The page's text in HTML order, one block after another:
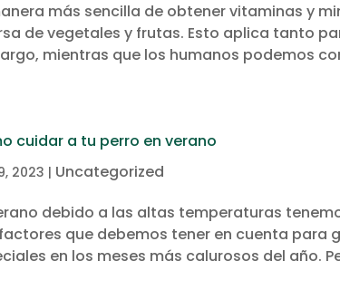
más sencilla de obtener vitaminas y
de vegetales y frutas. Esto aplica tanto
mientras que los humanos podemos
cuidar a tu perro en verano
2023 | Uncategorized
debido a las altas temperaturas
que debemos tener en cuenta para
en los meses más calurosos del año.